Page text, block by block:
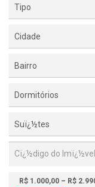
Tipo
Cidade
Bairro
Dormitórios
Suï¿½tes
R$ 1.000,00 – R$